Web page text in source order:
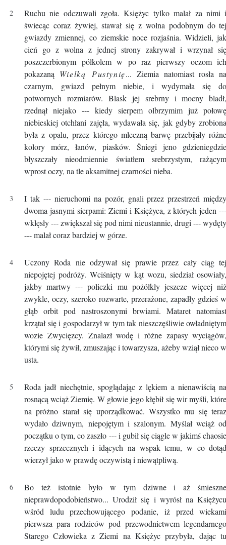
Ruchu nie odczuwali zgoła. Księżyc tylko malał za nimi
świecąc coraz żywiej, stawał się z wolna podobnym do
gwiazdy zmiennej, co ziemskie noce rozjaśnia. Widzieli,
cień go z wolna z jednej strony zakrywał i wrzynał
poszczerbionym półkolem w po raz pierwszy oczom
pokazaną Wielką Pustynię... Ziemia natomiast rosła
czarnym, gwiazd pełnym niebie, i wydymała się
potwornych rozmiarów. Blask jej srebrny i mocny
rzednął niejako --- kiedy sierpem olbrzymim już
niebieskiej otchłani zajęła, wydawała się, jak gdyby
była z opalu, przez którego mleczną barwę przebijały
kolory mórz, łanów, piasków. Śniegi jeno
błyszczały nieodmiennie światłem srebrzystym,
wprost oczy, na tle aksamitnej czarności nieba.
I tak --- nieruchomi na pozór, gnali przez przestrzeń
dwoma jasnymi sierpami: Ziemi i Księżyca, z których jeden
wklęsły --- zwiększał się pod nimi nieustannie, drugi ---
--- malał coraz bardziej w górze.
Uczony Roda nie odzywał się prawie przez cały ciąg
niepojętej podróży. Wciśnięty w kąt wozu, siedział
jakby martwy --- policzki mu pożółkły jeszcze więcej
zwykle, oczy, szeroko rozwarte, przerażone, zapadły gdzieś
głąb orbit pod nastroszonymi brwiami. Mataret
krzątał się i gospodarzył w tym tak nieszczęśliwie
wozie Zwycięzcy. Znalazł wodę i różne zapasy
którymi się żywił, zmuszając i towarzysza, ażeby wziął nieco
usta.
Roda jadł niechętnie, spoglądając z lękiem a nienawiścią
rosnącą wciąż Ziemię. W głowie jego kłębił się wir myśli,
na próżno starał się uporządkować. Wszystko mu się
wydało dziwnym, niepojętym i szalonym. Myślał wciąż
początku o tym, co zaszło --- i gubił się ciągle w jakimś
rzeczy sprzecznych i idących na wspak temu, w co
wierzył jako w prawdę oczywistą i niewątpliwą.
Bo też istotnie było w tym dziwne i aż
nieprawdopodobieństwo... Urodził się i wyrósł na
wśród ludu przechowującego podanie, iż przed
pierwsza para rodziców pod przewodnictwem
Starego Człowieka z Ziemi na Księżyc przybyła, dając